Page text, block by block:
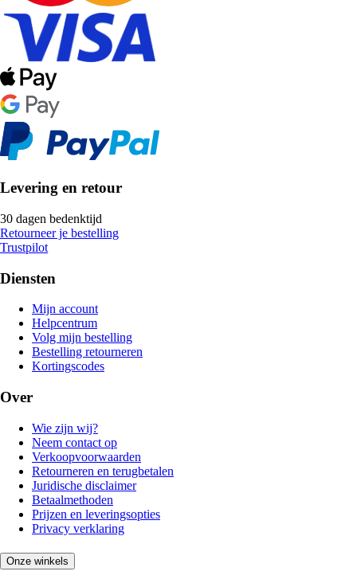
Levering en retour
30 dagen bedenktijd
Retourneer je bestelling
Trustpilot
Diensten
Mijn account
Helpcentrum
Volg mijn bestelling
Bestelling retourneren
Kortingscodes
Over
Wie zijn wij?
Neem contact op
Verkoopvoorwaarden
Retourneren en terugbetalen
Juridische disclaimer
Betaalmethoden
Prijzen en leveringsopties
Privacy verklaring
Onze winkels